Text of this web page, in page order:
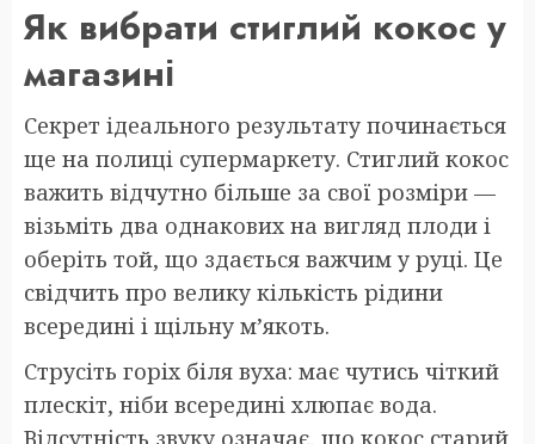
Як вибрати стиглий кокос у
магазині
Секрет ідеального результату починається
ще на полиці супермаркету. Стиглий кокос
важить відчутно більше за свої розміри —
візьміть два однакових на вигляд плоди і
оберіть той, що здається важчим у руці. Це
свідчить про велику кількість рідини
всередині і щільну м’якоть.
Струсіть горіх біля вуха: має чутись чіткий
плескіт, ніби всередині хлюпає вода.
Відсутність звуку означає, що кокос старий